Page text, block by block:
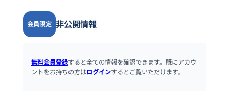
会員限定 非公開情報
無料会員登録すると全ての情報を確認できます。既にアカウ
ントをお持ちの方はログインするとご覧いただけます。